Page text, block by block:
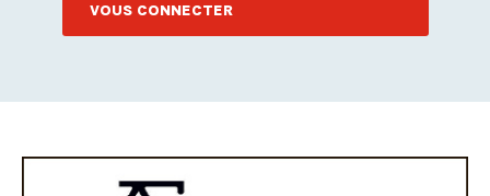
VOUS CONNECTER